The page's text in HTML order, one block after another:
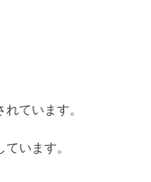
ています。
います。